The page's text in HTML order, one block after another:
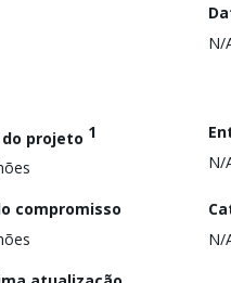
N/
projeto 1
N/
compromisso
N/